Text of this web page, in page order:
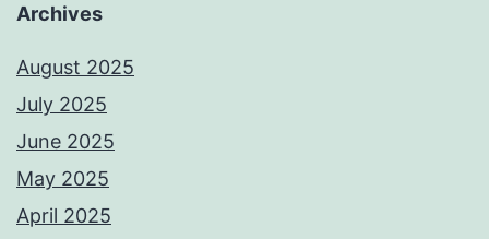
Archives
August 2025
July 2025
June 2025
May 2025
April 2025